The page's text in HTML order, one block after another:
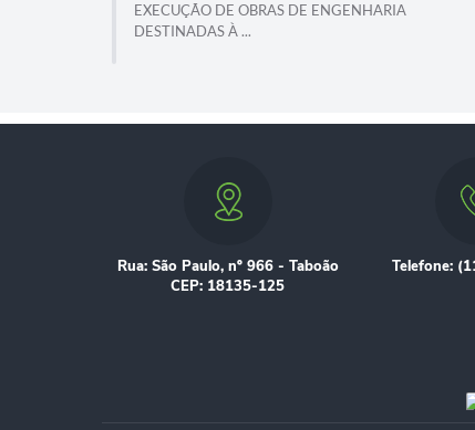
EXECUÇÃO DE OBRAS DE ENGENHARIA
DESTINADAS À ...
Rua: São Paulo, nº 966 - Taboão
CEP: 18135-125
Telefone: